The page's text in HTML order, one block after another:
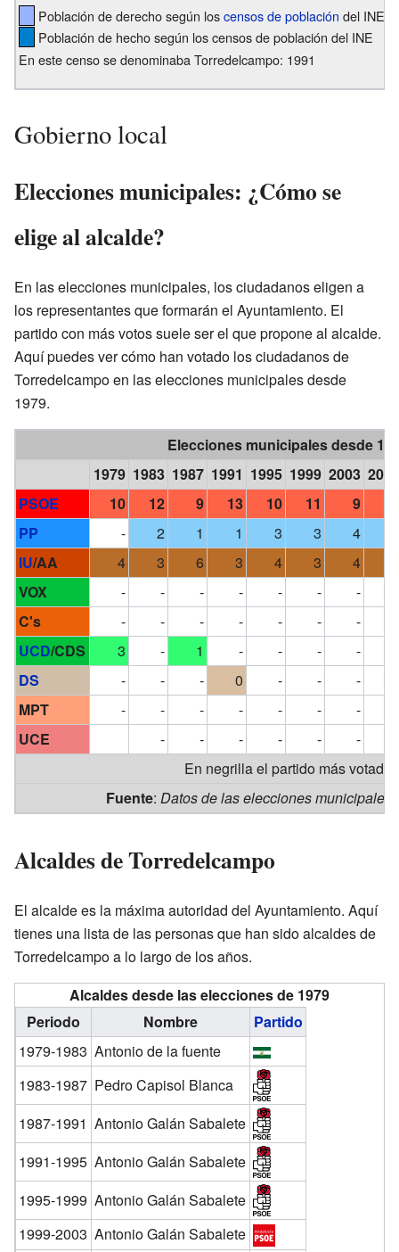
Población de derecho según loscensos de población del INE
Población de hecho según los censos de población del INE
En este censo se denominaba Torredelcampo: 1991
Gobierno local
Elecciones municipales: ¿Cómo se
elige al alcalde?
En las elecciones municipales, los ciudadanos eligen a
los representantes que formarán el Ayuntamiento. El
partido con más votos suele ser el que propone al alcalde.
Aquí puedes ver cómo han votado los ciudadanos de
Torredelcampo en las elecciones municipales desde
1979.
Elecciones municipales desde
1979 1983 1987 1991 1995 1999 2003 2007
PSOE
10 12 9 13 10 11 9
PP
- 2 1 1 3 3 4
IU/AA 4 3 6 3 4 3 4
VOX
- - - - - - -
C's
- - - - - - -
UCD/CDS 3 - 1 - - - -
DS
- - - 0 - - -
MPT
- - - - - - -
UCE
- - - - - -
En negrilla el partido más votado
Fuente: Datos de las elecciones municipales
Alcaldes de Torredelcampo
El alcalde es la máxima autoridad del Ayuntamiento. Aquí
tienes una lista de las personas que han sido alcaldes de
Torredelcampo a lo largo de los años.
Alcaldes desde las elecciones de 1979
Periodo
Nombre
Partido
1979-1983 Antonio de la fuente
1983-1987 Pedro Capisol Blanca
1987-1991 Antonio Galán Sabalete
1991-1995 Antonio Galán Sabalete
1995-1999 Antonio Galán Sabalete
1999-2003 Antonio Galán Sabalete